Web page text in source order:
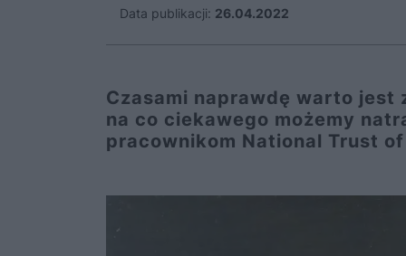
Data publikacji: 26.04.2022
Czasami naprawdę warto jest
na co ciekawego możemy
pracownikom National Trust